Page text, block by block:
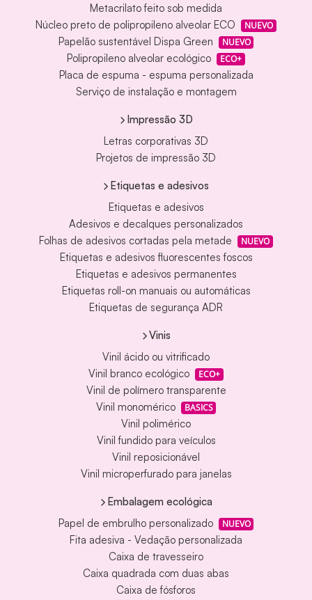
Metacrilato feito sob medida
Núcleo preto de polipropileno alveolar ECO
NUEVO
Papelão sustentável Dispa Green NUEVO
Polipropileno alveolar ecológico ECO+
Placa de espuma - espuma personalizada
Serviço de instalação e montagem
Impressão 3D
Letras corporativas 3D
Projetos de impressão 3D
Etiquetas e adesivos
Etiquetas e adesivos
Adesivos e decalques personalizados
Folhas de adesivos cortadas pela metade
NUEVO
Etiquetas e adesivos fluorescentes foscos
Etiquetas e adesivos permanentes
Etiquetas roll-on manuais ou automáticas
Etiquetas de segurança ADR
Vinis
Vinil ácido ou vitrificado
Vinil branco ecológico
ECO+
Vinil de polímero transparente
Vinil monomérico
BASICS
Vinil polimérico
Vinil fundido para veículos
Vinil reposicionável
Vinil microperfurado para janelas
Embalagem ecológica
Papel de embrulho personalizado
NUEVO
Fita adesiva - Vedação personalizada
Caixa de travesseiro
Caixa quadrada com duas abas
Caixa de fósforos